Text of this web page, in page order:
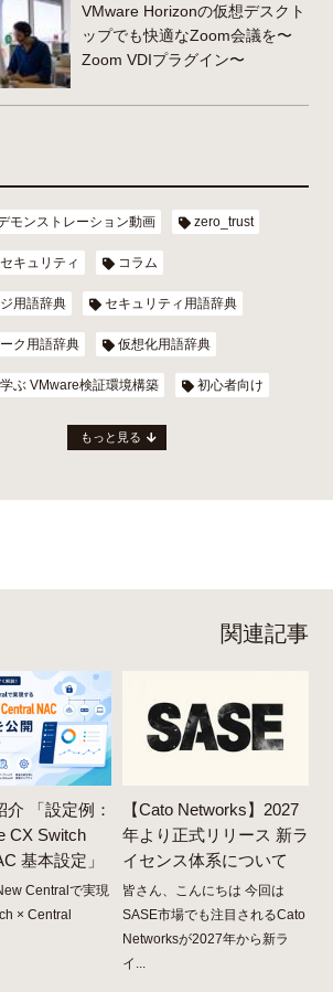
VMware Horizonの仮想デスクト
ップでも快適なZoom会議を〜
Zoom VDIプラグイン〜
モンストレーション動画 zero_trust
キュリティ コラム
用語辞典 セキュリティ用語辞典
ク用語辞典 仮想化用語辞典
ぶ VMware検証環境構築 初心者向け
もっと見る
関連記事
介 「設定例：
CX Switch
基本設定」
Centralで実現
× Central
【Cato Networks】2027
年より正式リリース 新ラ
イセンス体系について
皆さん、こんにちは 今回は
SASE市場でも注目されるCato
Networksが2027年から新ラ
イ...